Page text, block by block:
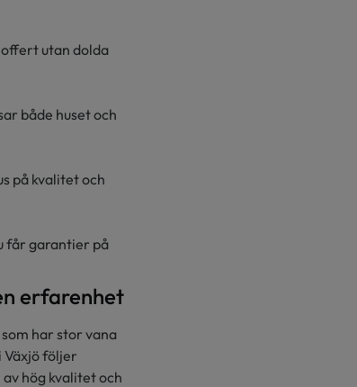
utan dolda
både huset och
på kvalitet och
får garantier på
erfarenhet
har stor vana
Växjö följer
hög kvalitet och